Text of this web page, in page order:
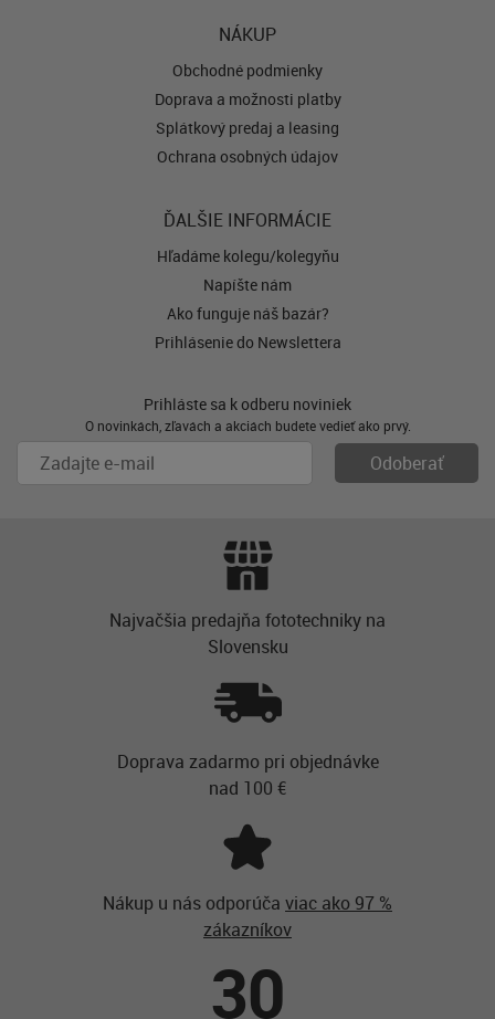
NÁKUP
Obchodné podmienky
Doprava a možnosti platby
Splátkový predaj a leasing
Ochrana osobných údajov
ĎALŠIE INFORMÁCIE
Hľadáme kolegu/kolegyňu
Napíšte nám
Ako funguje náš bazár?
Prihlásenie do Newslettera
Prihláste sa k odberu noviniek
O novinkách, zľavách a akciách budete vedieť ako prvý.
Najvačšia predajňa fototechniky na
Slovensku
Doprava zadarmo pri objednávke
nad 100 €
Nákup u nás odporúča viac ako 97 %
zákazníkov
30